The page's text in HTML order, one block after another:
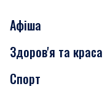
Афіша
Сьогодні
Завтра
Здоров'я та краса
Медицина
Спорт